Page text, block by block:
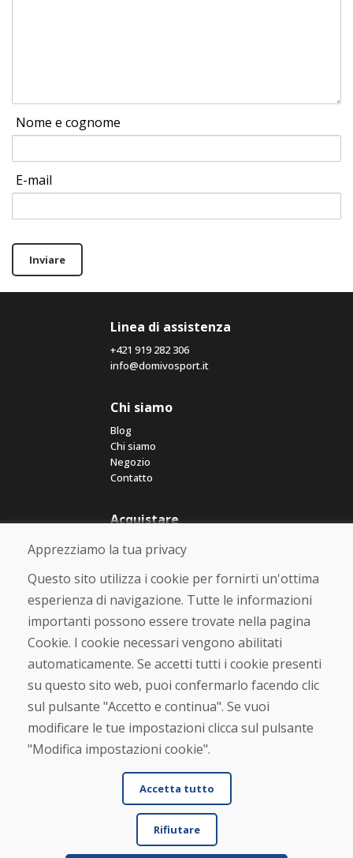
Nome e cognome
E-mail
Inviare
Linea di assistenza
+421 919 282 306
info@domivosport.it
Chi siamo
Blog
Chi siamo
Negozio
Contatto
Acquistare
Negozio online
Termini e condizioni commerciali
Spedizione e pagamento
Reso e cambio merce
Protezione dei dati personali
Cookies
Verificato dai clienti
★★★★★
© DOMIVOSPORT 2026, tutti i diritti riservati
Apprezziamo la tua privacy
Questo sito utilizza i cookie per fornirti un'ottima
esperienza di navigazione. Tutte le informazioni
importanti possono essere trovate nella pagina
Cookie. I cookie necessari vengono abilitati
automaticamente. Se accetti tutti i cookie presenti
su questo sito web, puoi confermarlo facendo clic
sul pulsante "Accetto e continua". Se vuoi
modificare le tue impostazioni clicca sul pulsante
"Modifica impostazioni cookie".
Accetta tutto
Rifiutare